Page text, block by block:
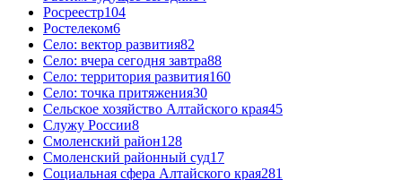
Росреестр104
Ростелеком6
Село: вектор развития82
Село: вчера сегодня завтра88
Село: территория развития160
Село: точка притяжения30
Сельское хозяйство Алтайского края45
Служу России8
Смоленский район128
Смоленский районный суд17
Социальная сфера Алтайского края281